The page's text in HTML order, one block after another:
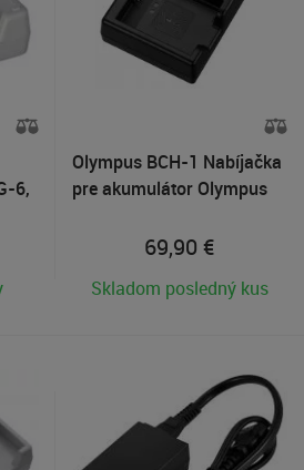
6,
Olympus BCH-1 Nabíjačka
pre akumulátor Olympus
69,90 €
Skladom posledný kus